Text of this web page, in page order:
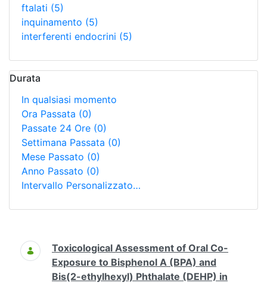
ftalati (5)
inquinamento (5)
interferenti endocrini (5)
Durata
In qualsiasi momento
Ora Passata (0)
Passate 24 Ore (0)
Settimana Passata (0)
Mese Passato (0)
Anno Passato (0)
Intervallo Personalizzato…
Ricerca
Toxicological Assessment of Oral Co-
Exposure to Bisphenol A (BPA) and
Bis(2-ethylhexyl) Phthalate (DEHP) in